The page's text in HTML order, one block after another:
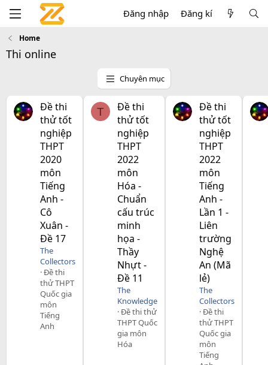
Đăng nhập Đăng kí
Home
Thi online
Chuyên mục
Đề thi
thử tốt
nghiệp
THPT
2020
môn
Tiếng
Anh -
Cô
Xuân -
Đề 17
The
Collectors
Đề thi
thử THPT
Quốc gia
môn
Tiếng
Anh
T
Đề thi
thử tốt
nghiệp
THPT
2022
môn
Hóa -
Chuẩn
cấu trúc
minh
họa -
Thầy
Nhựt -
Đề 11
The
Knowledge
Đề thi thử
THPT Quốc
gia môn
Hóa
Đề thi
thử tốt
nghiệp
THPT
2022
môn
Tiếng
Anh -
Lần 1 -
Liên
trường
Nghệ
An (Mã
lẻ)
The
Collectors
Đề thi
thử THPT
Quốc gia
môn
Tiếng